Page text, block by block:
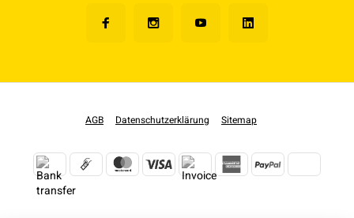
AGB Datenschutzerklärung Sitemap